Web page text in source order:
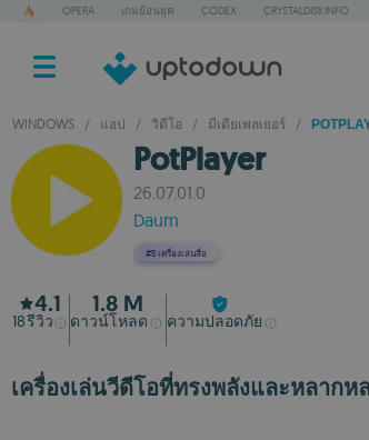
OPERA เกมย้อนยุค CODEX CRYSTALDISKINFO
WINDOWS / แอป / วิดีโอ / มีเดียเพลเยอร์ /
PotPlayer
26.07.01.0
Daum
#5 เครื่องเล่นสื่อ
4.1
18รีวิว
1.8 M
ดาวน์โหลด ความปลอดภัย
เครื่องเล่นวีดีโอที่ทรงพลังและหลากห